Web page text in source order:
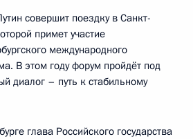
совершит поездку в Санкт-
примет участие
международного
В этом году форум пройдёт под
диалог – путь к стабильному
глава Российского государства